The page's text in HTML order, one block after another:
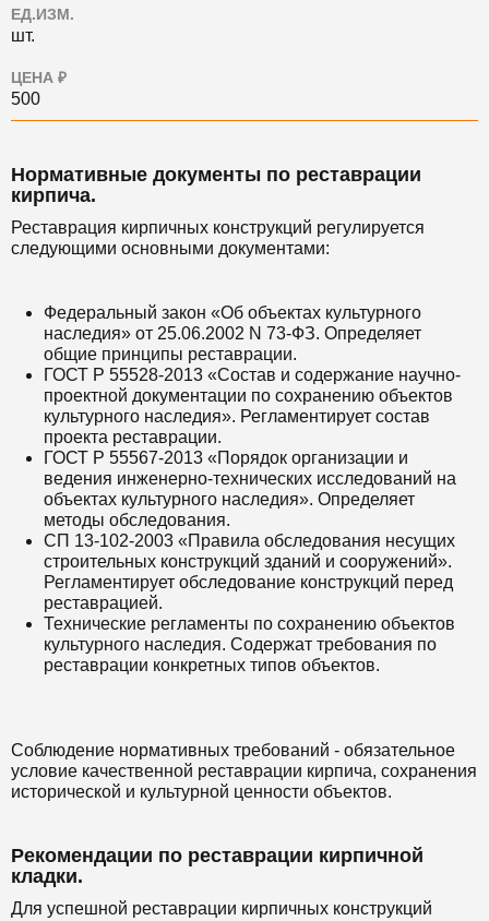
ЕД.ИЗМ.
шт.
ЦЕНА ₽
500
Нормативные документы по реставрации
кирпича.
Реставрация кирпичных конструкций регулируется
следующими основными документами:
Федеральный закон «Об объектах культурного
наследия» от 25.06.2002 N 73-ФЗ. Определяет
общие принципы реставрации.
ГОСТ Р 55528-2013 «Состав и содержание научно-
проектной документации по сохранению объектов
культурного наследия». Регламентирует состав
проекта реставрации.
ГОСТ Р 55567-2013 «Порядок организации и
ведения инженерно-технических исследований на
объектах культурного наследия». Определяет
методы обследования.
СП 13-102-2003 «Правила обследования несущих
строительных конструкций зданий и сооружений».
Регламентирует обследование конструкций перед
реставрацией.
Технические регламенты по сохранению объектов
культурного наследия. Содержат требования по
реставрации конкретных типов объектов.
Соблюдение нормативных требований - обязательное
условие качественной реставрации кирпича, сохранения
исторической и культурной ценности объектов.
Рекомендации по реставрации кирпичной
кладки.
Для успешной реставрации кирпичных конструкций